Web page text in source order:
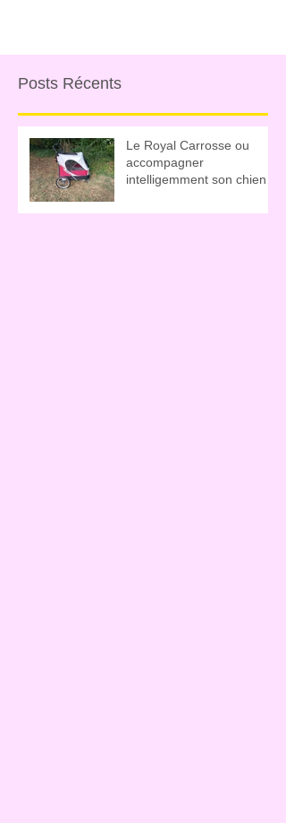
Posts Récents
Le Royal Carrosse ou
accompagner
intelligemment son chien
jeune chiot)